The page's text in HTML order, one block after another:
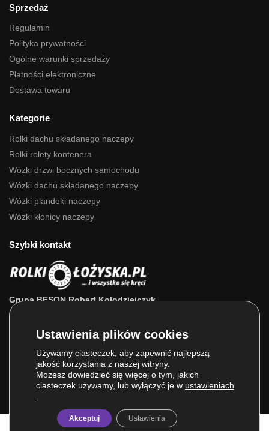
Sprzedaż
Regulamin
Polityka prywatności
Ogólne warunki sprzedaży
Płatności elektroniczne
Dostawa towaru
Kategorie
Rolki dachu składanego naczepy
Rolki rolety kontenera
Wózki drzwi bocznych samochodu
Wózki dachu składanego naczepy
Wózki plandeki naczepy
Wózki kłonicy naczepy
Szybki kontakt
Grupa BESON Robert Kołodziejczyk
ul. Powstańców Wlkp. 63a
E-mail:sklep@rolkilozyska.pl
Używamy ciasteczek, aby zapewnić najlepszą
jakość korzystania z naszej witryny.
Możesz dowiedzieć się więcej o tym, jakich
ciasteczek używamy, lub wyłączyć je w ustawieniach
Akceptuj Ustawienia